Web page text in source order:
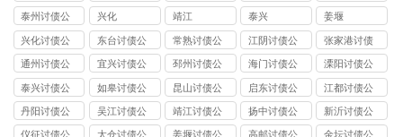
司
泰州讨债公
司
兴化 靖江 泰兴 姜堰
兴化讨债公
司
东台讨债公
司
常熟讨债公
司
江阴讨债公
司
张家港讨债
公司
通州讨债公
司
宜兴讨债公
司
邳州讨债公
司
海门讨债公
司
溧阳讨债公
司
泰兴讨债公
司
如皋讨债公
司
昆山讨债公
司
启东讨债公
司
江都讨债公
司
丹阳讨债公
司
吴江讨债公
司
靖江讨债公
司
扬中讨债公
司
新沂讨债公
司
仪征讨债公
太仓讨债公
姜堰讨债公
高邮讨债公
金坛讨债公